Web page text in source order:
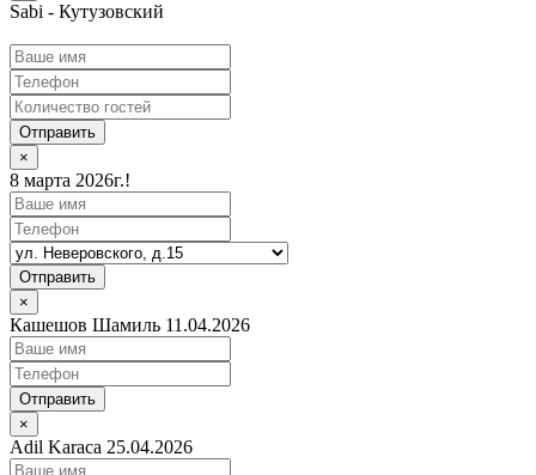
Sabi - Кутузовский
Отправить
×
8 марта 2026г.!
Отправить
×
Кашешов Шамиль 11.04.2026
Отправить
×
Adil Karaca 25.04.2026